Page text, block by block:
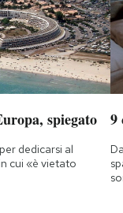
spiegato
dedicarsi al
cui «è vietato
9